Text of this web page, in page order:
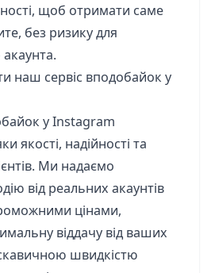
щоб отримати саме
без ризику для
акаунта.
наш сервіс вподобайок у
у Instagram
якості, надійності та
Ми надаємо
від реальних акаунтів
цінами,
віддачу від ваших
швидкістю